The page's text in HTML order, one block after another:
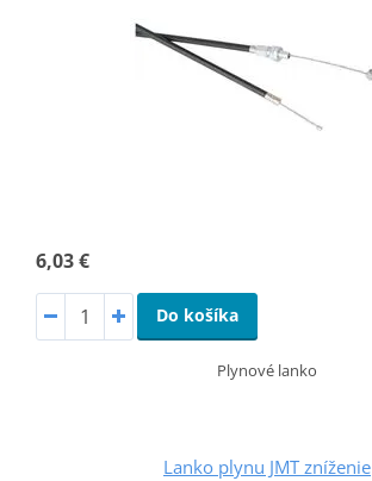
6,03 €
Do košíka
Plynové lanko
Lanko plynu JMT zníženie